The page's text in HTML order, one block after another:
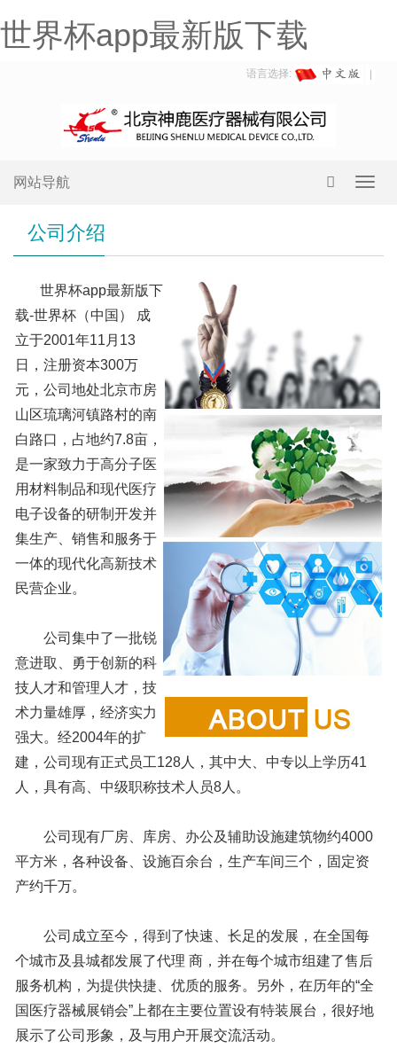
世界杯app最新版下载
语言选择:
网站导航
公司介绍
世界杯app最新版下
载-世界杯（中国） 成
立于2001年11月13
日，注册资本300万
元，公司地处北京市房
山区琉璃河镇路村的南
白路口，占地约7.8亩，
是一家致力于高分子医
用材料制品和现代医疗
电子设备的研制开发并
集生产、销售和服务于
一体的现代化高新技术
民营企业。
公司集中了一批锐
意进取、勇于创新的科
技人才和管理人才，技
术力量雄厚，经济实力
强大。经2004年的扩
建，公司现有正式员工128人，其中大、中专以上学历41
人，具有高、中级职称技术人员8人。
公司现有厂房、库房、办公及辅助设施建筑物约4000
平方米，各种设备、设施百余台，生产车间三个，固定资
产约千万。
公司成立至今，得到了快速、长足的发展，在全国每
个城市及县城都发展了代理 商，并在每个城市组建了售后
服务机构，为提供快捷、优质的服务。另外，在历年的“全
国医疗器械展销会”上都在主要位置设有特装展台，很好地
展示了公司形象，及与用户开展交流活动。